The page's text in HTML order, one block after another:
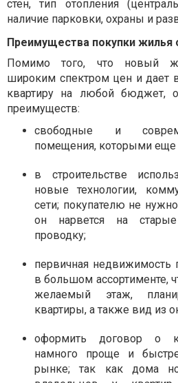
стен, тип отопления
наличие парковки, охраны и
Преимущества покупки жилья
Помимо того, что новый
широким спектром цен и дает
квартиру на любой бюджет,
преимуществ:
свободные и
помещения, которыми еще
в строительстве
новые технологии,
сети; покупателю не
он нарвется на
проводку;
первичная недвижимость
в большом ассортименте,
желаемый этаж,
квартиры, а также вид из
оформить договор о
намного проще и
рынке; так как дома